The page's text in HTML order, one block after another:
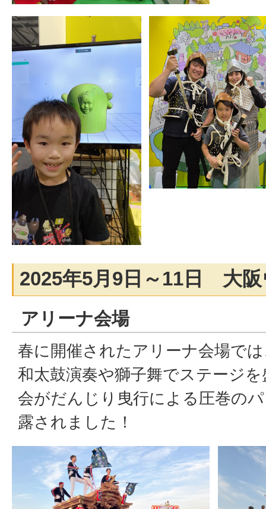
2025年5月9日～11日 大阪
アリーナ会場
春に開催されたアリーナ会場で
和太鼓演奏や獅子舞でステージ
会がだんじり曳行による圧巻の
露されました！